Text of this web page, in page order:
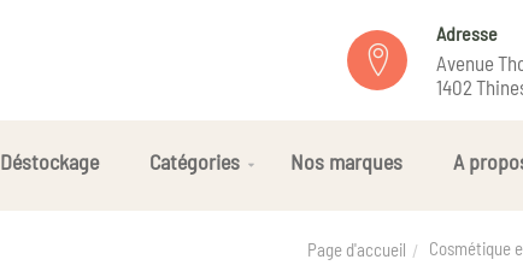
Adresse
Avenue
1402
Déstockage Catégories Nos marques A
Page d'accueil Cosmétique